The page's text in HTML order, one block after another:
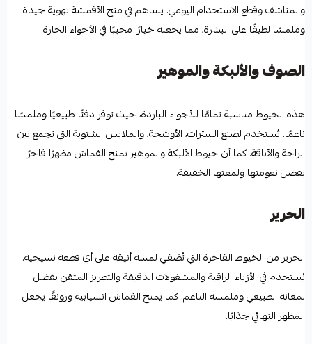
والمناشف وقطع الاستخدام اليومي. يساهم في منح الأقمشة تهوية جيدة
وملمسًا لطيفًا على البشرة، مما يجعله خيارًا محببًا في الأجواء الحارة.
الصوف والألبكة والموهير
هذه الخيوط مناسبة تمامًا للأجواء الباردة، حيث توفر دفئًا طبيعيًا وملمسًا
ناعمًا. تُستخدم لصنع السترات، الأوشحة، والملابس الشتوية التي تجمع بين
الراحة والأناقة. كما أن خيوط الألبكة والموهير تمنح القماش مظهرًا فاخرًا
بفضل نعومتها ولمعتها الخفيفة.
الحرير
الحرير من الخيوط الفاخرة التي تُضفي لمسة أنيقة على أي قطعة نسيجية.
يُستخدم في الأزياء الراقية والمشغولات الدقيقة والتطريز المتقن بفضل
لمعانه الطبيعي وملمسه الناعم. كما يمنح القماش انسيابية ورونقًا يجعل
المظهر النهائي جذابًا.